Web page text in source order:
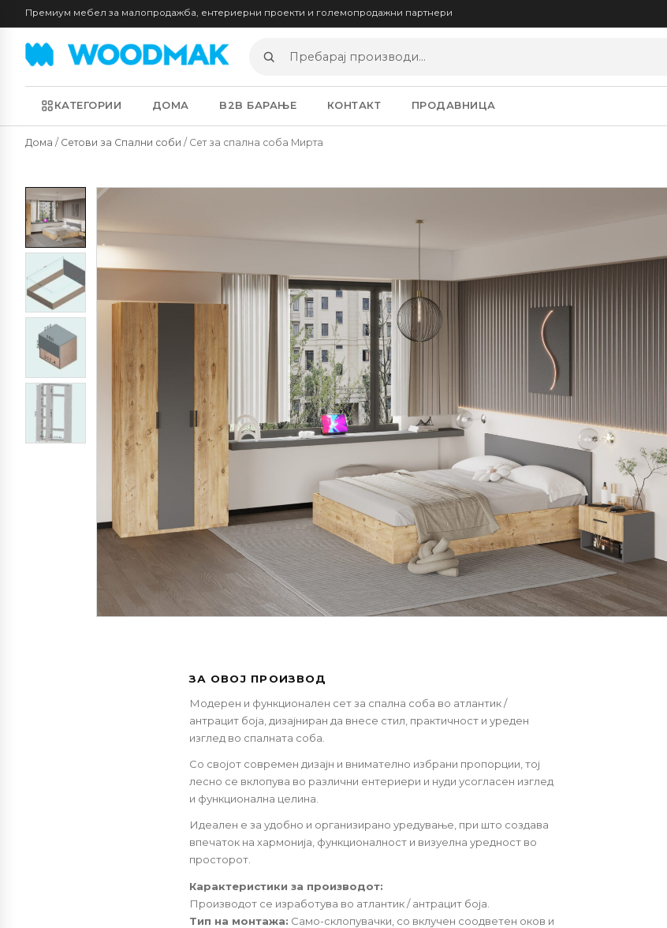
Премиум мебел за малопродажба, ентериерни проекти и големопродажни партнери
Пребарај
производи
КАТЕГОРИИ ДОМА B2B БАРАЊЕ КОНТАКТ ПРОДАВНИЦА
Дома / Сетови за Спални соби / Сет за спална соба Мирта
ЗА ОВОЈ ПРОИЗВОД
Модерен и функционален сет за спална соба во атлантик /
антрацит боја, дизајниран да внесе стил, практичност и уреден
изглед во спалната соба.
Со својот современ дизајн и внимателно избрани пропорции, тој
лесно се вклопува во различни ентериери и нуди усогласен изглед
и функционална целина.
Идеален е за удобно и организирано уредување, при што создава
впечаток на хармонија, функционалност и визуелна уредност во
просторот.
Карактеристики за производот:
Производот се изработува во атлантик / антрацит боја.
Тип на монтажа: Само-склопувачки, со вклучен соодветен оков и